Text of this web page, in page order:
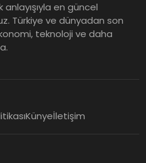
en güncel
Türkiye ve dünyadan son
teknoloji ve daha
Künyeİletişim